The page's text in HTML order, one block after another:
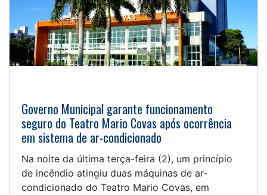
Governo Municipal garante funcionamento
seguro do Teatro Mario Covas após ocorrência
em sistema de ar-condicionado
Na noite da última terça-feira (2), um princípio
de incêndio atingiu duas máquinas de ar-
condicionado do Teatro Mario Covas, em